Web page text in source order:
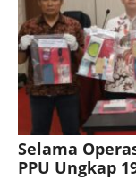
Selama
PPU Ungkap